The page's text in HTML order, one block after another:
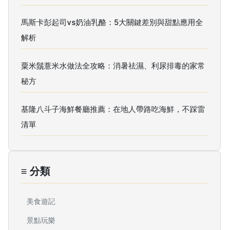
馬斯卡彭起司vs奶油乳酪：5大關鍵差別與甜點應用全
解析
粟米鬚薏米水做法全攻略：消暑祛濕、利尿排毒的家常
秘方
基隆八斗子海鮮餐廳推薦：在地人帶路吃海鮮，不踩雷
清單
≡ 分類
美食遊記
景點玩樂